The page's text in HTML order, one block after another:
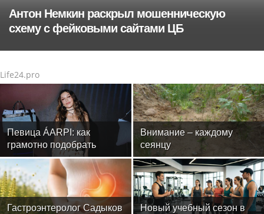
Антон Немкин раскрыл мошенническую
схему с фейковыми сайтами ЦБ
Life24.pro
Певица ÁARPI: как
грамотно подобрать
гардероб для
выступлений
Внимание – каждому
сеянцу
Гастроэнтеролог Садыков
Новый учебный сезон в